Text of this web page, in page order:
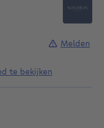
te bekijken
Melden